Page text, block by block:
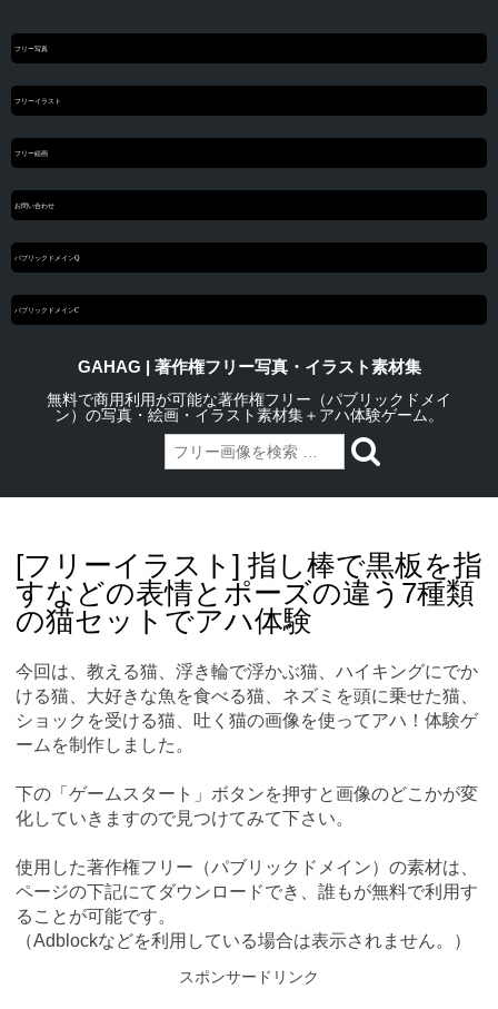
フリー写真
フリーイラスト
フリー絵画
お問い合わせ
パブリックドメインQ
パブリックドメインC
GAHAG | 著作権フリー写真・イラスト素材集
無料で商用利用が可能な著作権フリー（パブリックドメイ
ン）の写真・絵画・イラスト素材集＋アハ体験ゲーム。
content[フリーイラスト] 指し棒で黒板を指
すなどの表情とポーズの違う7種類
の猫セットでアハ体験
今回は、教える猫、浮き輪で浮かぶ猫、ハイキングにでか
ける猫、大好きな魚を食べる猫、ネズミを頭に乗せた猫、
ショックを受ける猫、吐く猫の画像を使ってアハ！体験ゲ
ームを制作しました。
下の「ゲームスタート」ボタンを押すと画像のどこかが変
化していきますので見つけてみて下さい。
使用した著作権フリー（パブリックドメイン）の素材は、
ページの下記にてダウンロードでき、誰もが無料で利用す
ることが可能です。
（Adblockなどを利用している場合は表示されません。）
スポンサードリンク